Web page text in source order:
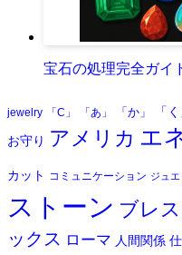
宝石の処理完全ガイ
jewelry 「C」 「あ」 「か」 「く
お守り アメリカ エ
カット コミュニケーション ジュエ
ストーン ブレ
ックス ローマ 人間関係